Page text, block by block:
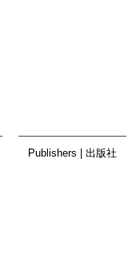
Publishers | 出版社